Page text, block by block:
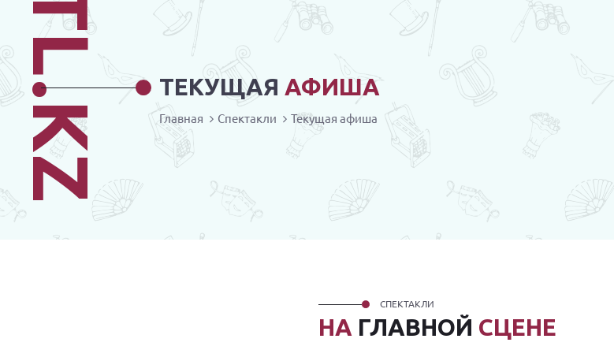
ТЕКУЩАЯ АФИША
TL.KZ Главная Спектакли Текущая афиша
НА ГЛАВНОЙ СЦЕНЕ
СПЕКТАКЛИ